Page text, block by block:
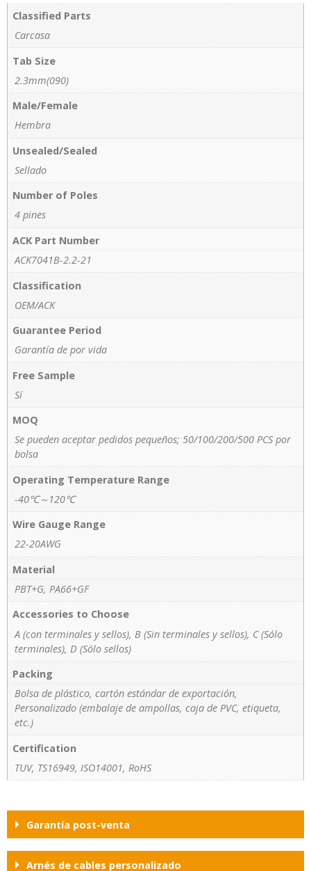
Classified Parts
Carcasa
Tab Size
2.3mm(090)
Male/Female
Hembra
Unsealed/Sealed
Sellado
Number of Poles
4 pines
ACK Part Number
ACK7041B-2.2-21
Classification
OEM/ACK
Guarantee Period
Garantía de por vida
Free Sample
Sí
MOQ
Se pueden aceptar pedidos pequeños; 50/100/200/500 PCS por
bolsa
Operating Temperature Range
-40℃～120℃
Wire Gauge Range
22-20AWG
Material
PBT+G, PA66+GF
Accessories to Choose
A (con terminales y sellos), B (Sin terminales y sellos), C (Sólo
terminales), D (Sólo sellos)
Packing
Bolsa de plástico, cartón estándar de exportación,
Personalizado (embalaje de ampollas, caja de PVC, etiqueta,
etc.)
Certification
TUV, TS16949, ISO14001, RoHS
Garantía post-venta
Arnés de cables personalizado